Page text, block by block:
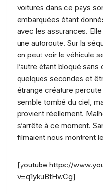
voitures dans ce pays
embarquées étant
avec les assurances.
une autoroute. Sur la
on peut voir le véhicule
l’autre étant bloqué
quelques secondes et
étrange créature
semble tombé du ciel,
provient réellement.
s’arrête à ce moment.
filmaient nous montrent
[youtube https://
v=q1ykuBtHwCg]